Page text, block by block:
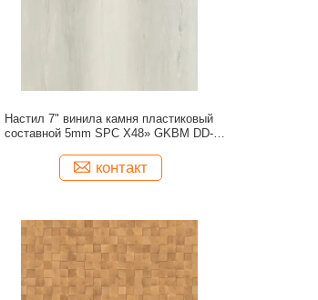
Настил 7" винила камня пластиковый
составной 5mm SPC X48» GKBM DD-
контакт